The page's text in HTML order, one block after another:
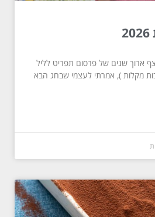
ארוך שנים של פרסום תפריט לליל
מקלות ), אמרתי לעצמי שבחג הבא